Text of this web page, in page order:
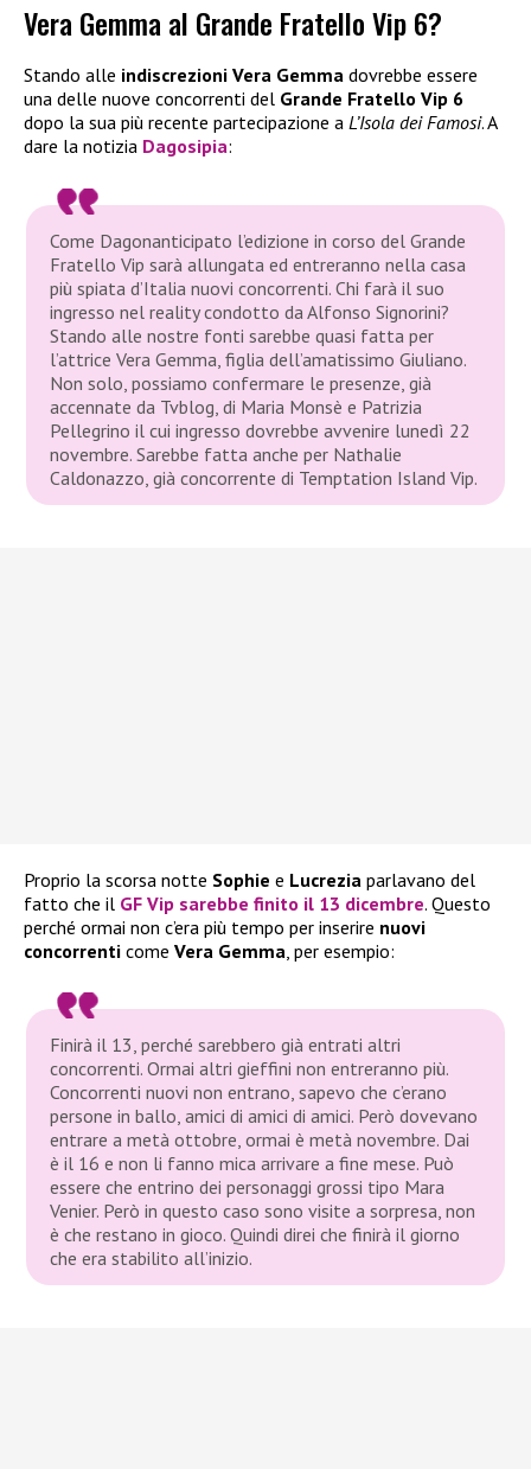
Vera Gemma al Grande Fratello Vip 6?
Stando alle indiscrezioni Vera Gemma dovrebbe essere
una delle nuove concorrenti del Grande Fratello Vip 6
dopo la sua più recente partecipazione a L’Isola dei Famosi. A
dare la notizia Dagosipia:
Come Dagonanticipato l’edizione in corso del Grande
Fratello Vip sarà allungata ed entreranno nella casa
più spiata d’Italia nuovi concorrenti. Chi farà il suo
ingresso nel reality condotto da Alfonso Signorini?
Stando alle nostre fonti sarebbe quasi fatta per
l’attrice Vera Gemma, figlia dell’amatissimo Giuliano.
Non solo, possiamo confermare le presenze, già
accennate da Tvblog, di Maria Monsè e Patrizia
Pellegrino il cui ingresso dovrebbe avvenire lunedì 22
novembre. Sarebbe fatta anche per Nathalie
Caldonazzo, già concorrente di Temptation Island Vip.
Proprio la scorsa notte Sophie e Lucrezia parlavano del
fatto che il GF Vip sarebbe finito il 13 dicembre. Questo
perché ormai non c’era più tempo per inserire nuovi
concorrenti come Vera Gemma , per esempio:
Finirà il 13, perché sarebbero già entrati altri
concorrenti. Ormai altri gieffini non entreranno più.
Concorrenti nuovi non entrano, sapevo che c’erano
persone in ballo, amici di amici di amici. Però dovevano
entrare a metà ottobre, ormai è metà novembre. Dai
è il 16 e non li fanno mica arrivare a fine mese. Può
essere che entrino dei personaggi grossi tipo Mara
Venier. Però in questo caso sono visite a sorpresa, non
è che restano in gioco. Quindi direi che finirà il giorno
che era stabilito all’inizio.